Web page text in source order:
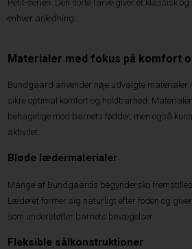
Petit-serien. Den sorte farve giver et klassisk
enhver anledning.
Materialer med fokus på komfort
Bundgaard anvender nøje udvalgte materialer
sikre optimal komfort og holdbarhed.
behagelige mod barnets fødder, men også
aktivitet.
Bløde lædermaterialer
Mange af Bundgaards begyndersko
Læderet former sig naturligt efter foden og
som understøtter barnets bevægelser.
Fleksible sålkonstruktioner